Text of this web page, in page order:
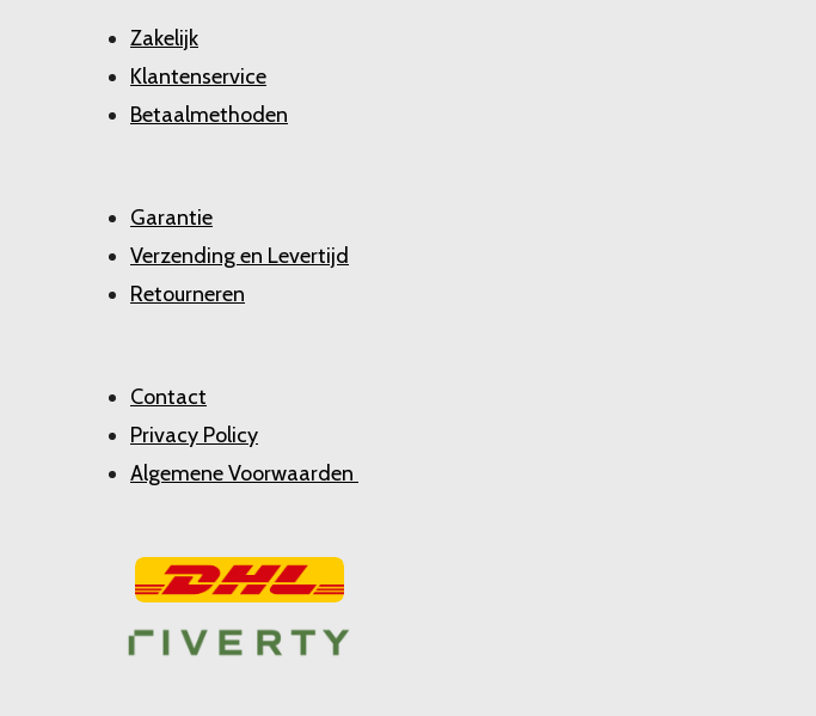
Zakelijk
Klantenservice
Betaalmethoden
Garantie
Verzending en Levertijd
Retourneren
Contact
Privacy Policy
Algemene Voorwaarden